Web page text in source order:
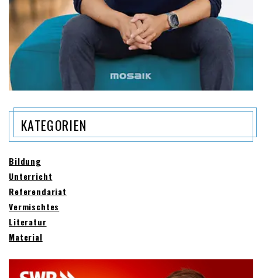
KATEGORIEN
Bildung
Unterricht
Referendariat
Vermischtes
Literatur
Material